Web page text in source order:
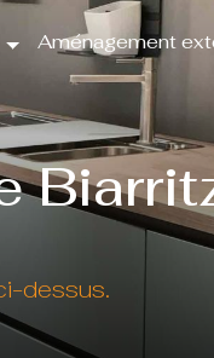
Aménagement